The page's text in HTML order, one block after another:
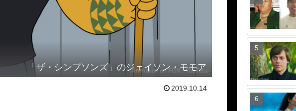
「ザ・シンプソンズ」のジェイソン・モモア
2019.10.14